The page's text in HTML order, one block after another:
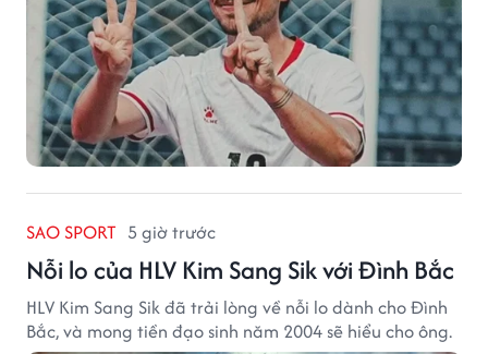
SAO SPORT 5 giờ trước
Nỗi lo của HLV Kim Sang Sik với Đình Bắc
HLV Kim Sang Sik đã trải lòng về nỗi lo dành cho Đình
Bắc, và mong tiền đạo sinh năm 2004 sẽ hiểu cho ông.